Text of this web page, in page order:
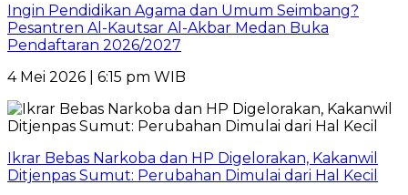
Ingin Pendidikan Agama dan Umum Seimbang?
Pesantren Al-Kautsar Al-Akbar Medan Buka
Pendaftaran 2026/2027
4 Mei 2026 | 6:15 pm WIB
Ikrar Bebas Narkoba dan HP Digelorakan, Kakanwil
Ditjenpas Sumut: Perubahan Dimulai dari Hal Kecil